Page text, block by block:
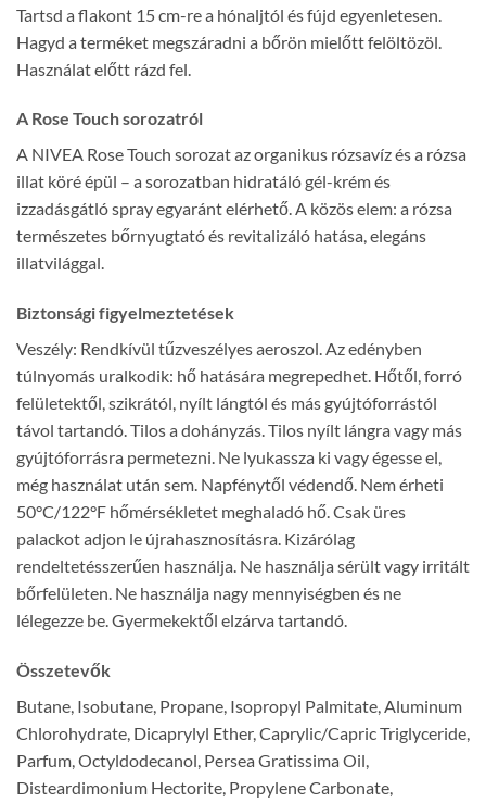
Tartsd a flakont 15 cm-re a hónaljtól és fújd egyenletesen.
Hagyd a terméket megszáradni a bőrön mielőtt felöltözöl.
Használat előtt rázd fel.
A Rose Touch sorozatról
A NIVEA Rose Touch sorozat az organikus rózsavíz és a rózsa
illat köré épül – a sorozatban hidratáló gél-krém és
izzadásgátló spray egyaránt elérhető. A közös elem: a rózsa
természetes bőrnyugtató és revitalizáló hatása, elegáns
illatvilággal.
Biztonsági figyelmeztetések
Veszély: Rendkívül tűzveszélyes aeroszol. Az edényben
túlnyomás uralkodik: hő hatására megrepedhet. Hőtől, forró
felületektől, szikrától, nyílt lángtól és más gyújtóforrástól
távol tartandó. Tilos a dohányzás. Tilos nyílt lángra vagy más
gyújtóforrásra permetezni. Ne lyukassza ki vagy égesse el,
még használat után sem. Napfénytől védendő. Nem érheti
50°C/122°F hőmérsékletet meghaladó hő. Csak üres
palackot adjon le újrahasznosításra. Kizárólag
rendeltetésszerűen használja. Ne használja sérült vagy irritált
bőrfelületen. Ne használja nagy mennyiségben és ne
lélegezze be. Gyermekektől elzárva tartandó.
Összetevők
Butane, Isobutane, Propane, Isopropyl Palmitate, Aluminum
Chlorohydrate, Dicaprylyl Ether, Caprylic/Capric Triglyceride,
Parfum, Octyldodecanol, Persea Gratissima Oil,
Disteardimonium Hectorite, Propylene Carbonate,